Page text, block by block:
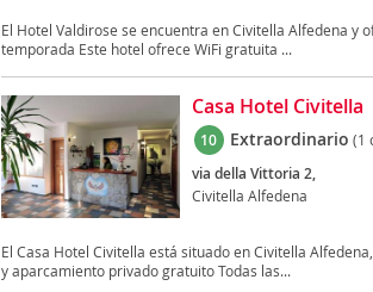
El Hotel Valdirose se encuentra en Civitella Alfedena y
temporada Este hotel ofrece WiFi gratuita ...
Casa Hotel Civitella
10 Extraordinario (1
via della Vittoria 2,
Civitella Alfedena
El Casa Hotel Civitella está situado en Civitella
y aparcamiento privado gratuito Todas las...